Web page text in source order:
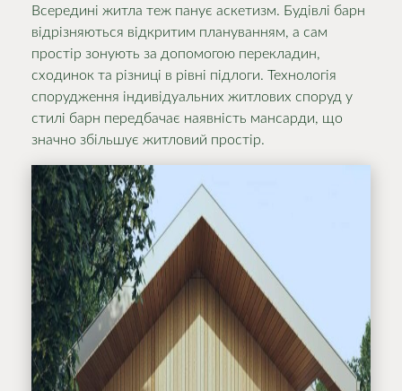
Всередині житла теж панує аскетизм. Будівлі барн
відрізняються відкритим плануванням, а сам
простір зонують за допомогою перекладин,
сходинок та різниці в рівні підлоги. Технологія
спорудження індивідуальних житлових споруд у
стилі барн передбачає наявність мансарди, що
значно збільшує житловий простір.